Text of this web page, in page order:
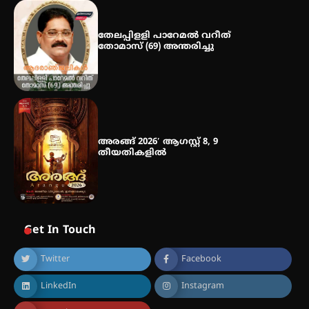
തേലപ്പിളളി പാറേമൽ വറീത്
തോമാസ് (69) അന്തരിച്ചു
അരങ്ങ് 2026′ ആഗസ്റ്റ് 8, 9
തീയതികളിൽ
Get In Touch
Twitter Facebook
LinkedIn Instagram